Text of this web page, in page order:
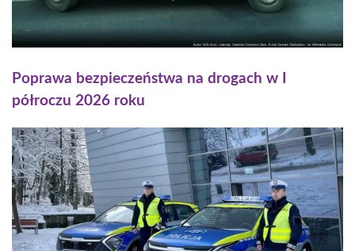
Poprawa bezpieczeństwa na drogach w I
półroczu 2026 roku